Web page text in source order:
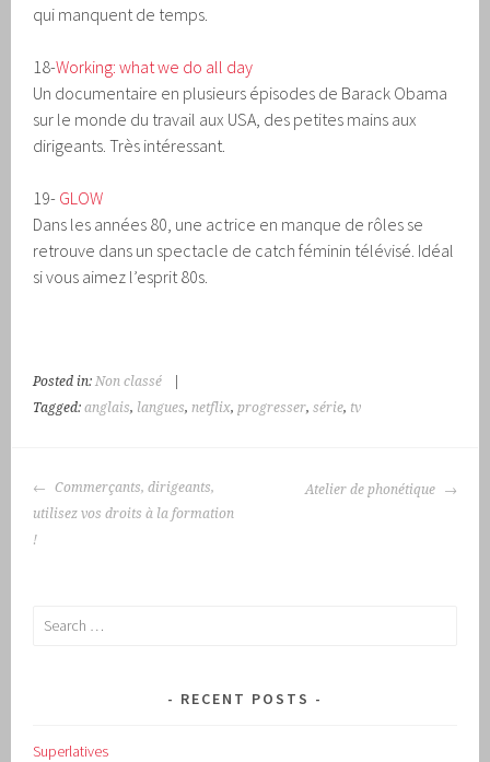
qui manquent de temps.
18-Working: what we do all day
Un documentaire en plusieurs épisodes de Barack Obama
sur le monde du travail aux USA, des petites mains aux
dirigeants. Très intéressant.
19- GLOW
Dans les années 80, une actrice en manque de rôles se
retrouve dans un spectacle de catch féminin télévisé. Idéal
si vous aimez l’esprit 80s.
Posted in:Non classé
Tagged:anglais, langues,netflix,progresser,série, tv
POST
NAVIGATION
Commerçants, dirigeants,
utilisez vos droits à la formation
!
Atelier de phonétique
Search
RECENT POSTS
Superlatives